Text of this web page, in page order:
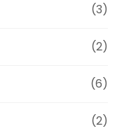
(3)
(2)
(6)
(2)